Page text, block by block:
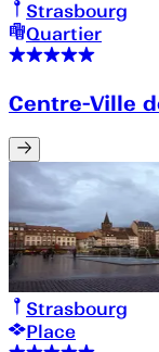
Strasbourg
Quartier
Centre-Ville
Strasbourg
Place